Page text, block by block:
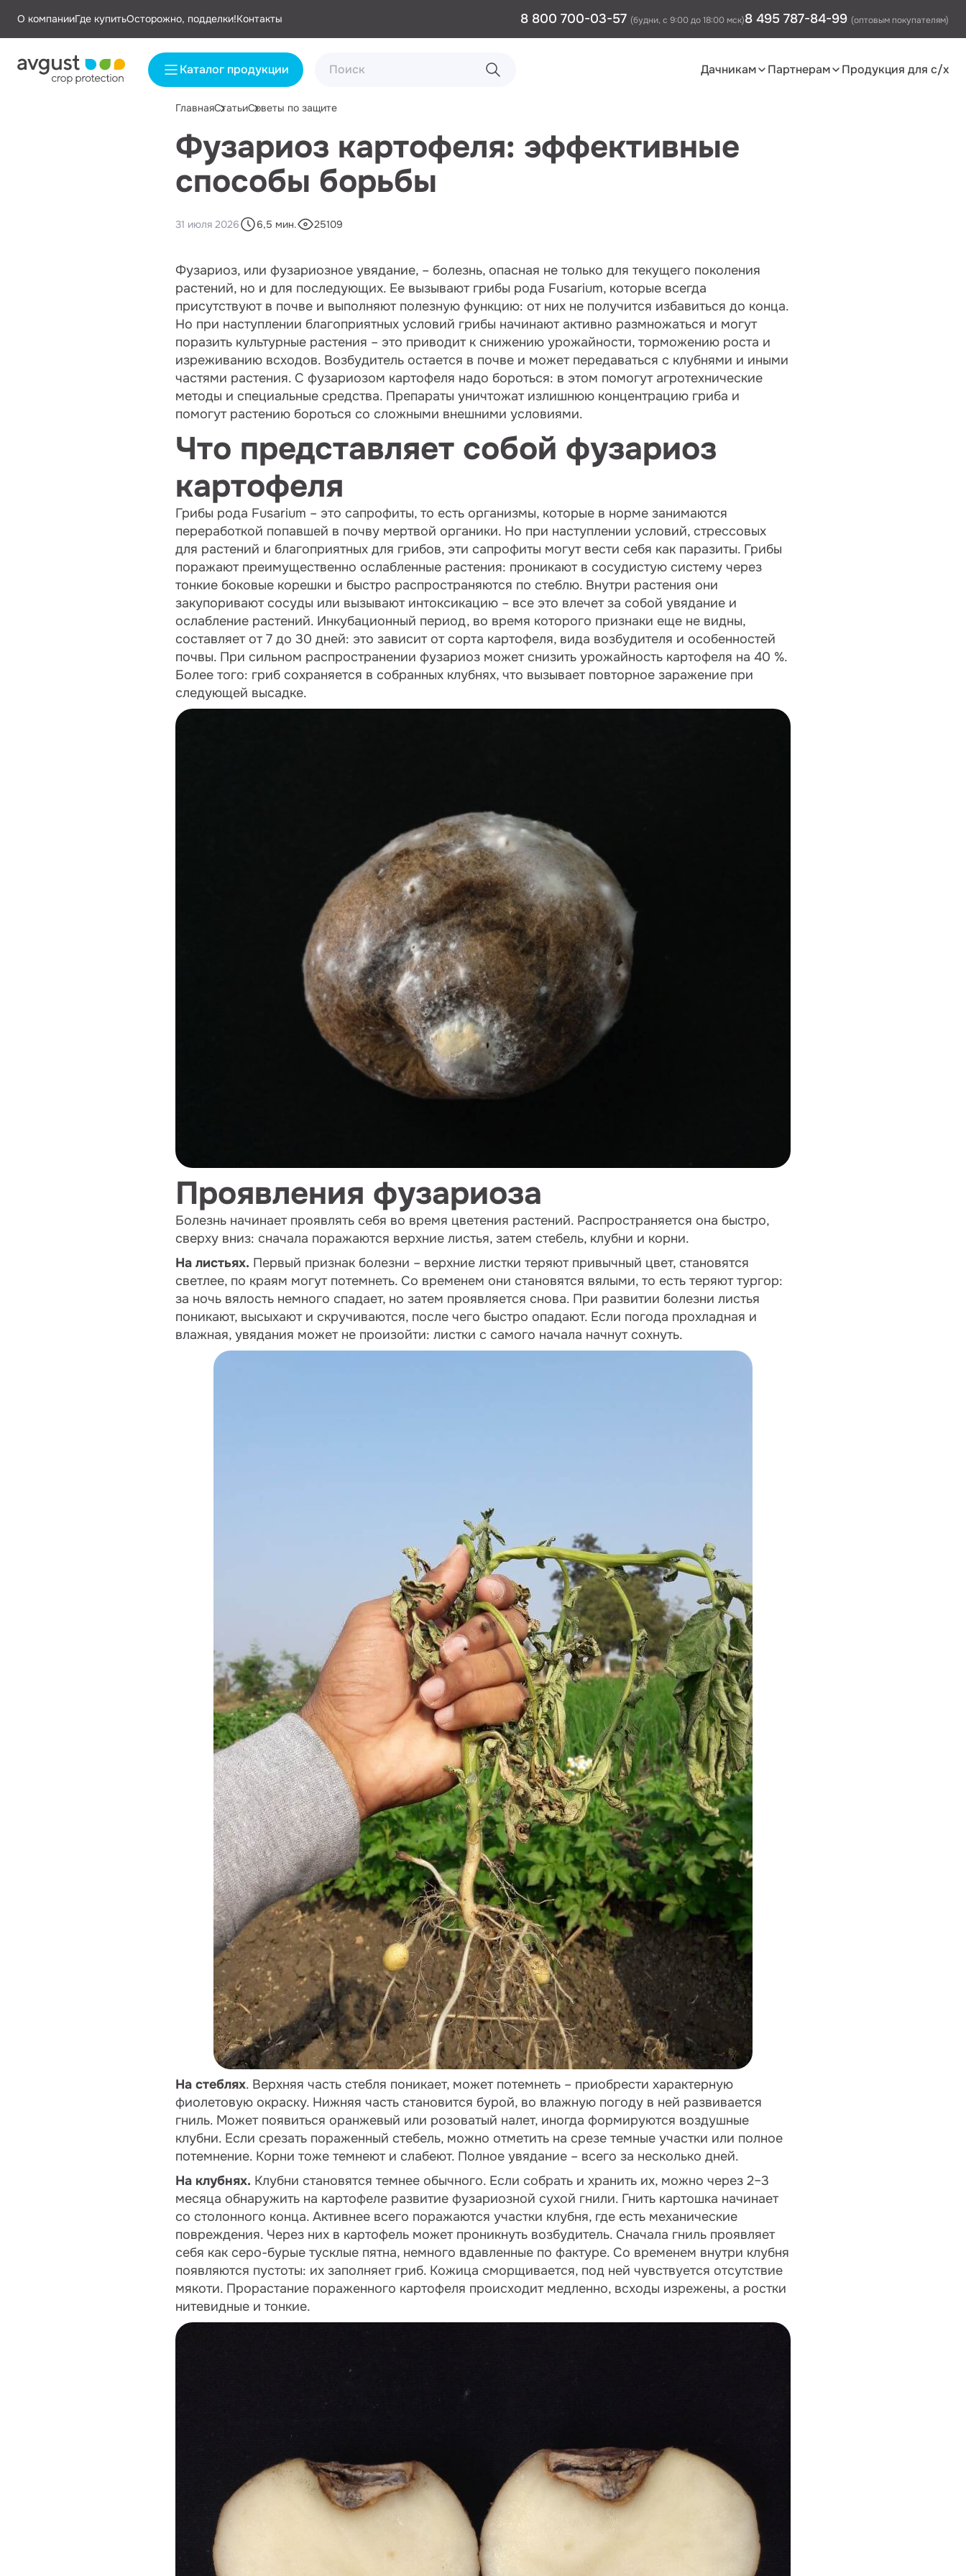
О компанииГде купитьОсторожно, подделки!Контакты 8 800 700-03-57 (будни, с 9:00 до 18:00 мск)8 495 787-84-99 (оптовым покупателям)
Каталог продукции Дачникам Партнерам Продукция для с/х
ГлавнаяСтатьиСоветы по защите
Фузариоз картофеля: эффективные
способы борьбы
31 июля 2026 6,5 мин. 25109
Фузариоз, или фузариозное увядание, – болезнь, опасная не только для текущего поколения
растений, но и для последующих. Ее вызывают грибы рода Fusarium, которые всегда
присутствуют в почве и выполняют полезную функцию: от них не получится избавиться до конца.
Но при наступлении благоприятных условий грибы начинают активно размножаться и могут
поразить культурные растения – это приводит к снижению урожайности, торможению роста и
изреживанию всходов. Возбудитель остается в почве и может передаваться с клубнями и иными
частями растения. С фузариозом картофеля надо бороться: в этом помогут агротехнические
методы и специальные средства. Препараты уничтожат излишнюю концентрацию гриба и
помогут растению бороться со сложными внешними условиями.
Что представляет собой фузариоз
картофеля
Грибы рода Fusarium – это сапрофиты, то есть организмы, которые в норме занимаются
переработкой попавшей в почву мертвой органики. Но при наступлении условий, стрессовых
для растений и благоприятных для грибов, эти сапрофиты могут вести себя как паразиты. Грибы
поражают преимущественно ослабленные растения: проникают в сосудистую систему через
тонкие боковые корешки и быстро распространяются по стеблю. Внутри растения они
закупоривают сосуды или вызывают интоксикацию – все это влечет за собой увядание и
ослабление растений. Инкубационный период, во время которого признаки еще не видны,
составляет от 7 до 30 дней: это зависит от сорта картофеля, вида возбудителя и особенностей
почвы. При сильном распространении фузариоз может снизить урожайность картофеля на 40 %.
Более того: гриб сохраняется в собранных клубнях, что вызывает повторное заражение при
следующей высадке.
Проявления фузариоза
Болезнь начинает проявлять себя во время цветения растений. Распространяется она быстро,
сверху вниз: сначала поражаются верхние листья, затем стебель, клубни и корни.
На листьях. Первый признак болезни – верхние листки теряют привычный цвет, становятся
светлее, по краям могут потемнеть. Со временем они становятся вялыми, то есть теряют тургор:
за ночь вялость немного спадает, но затем проявляется снова. При развитии болезни листья
поникают, высыхают и скручиваются, после чего быстро опадают. Если погода прохладная и
влажная, увядания может не произойти: листки с самого начала начнут сохнуть.
На стеблях. Верхняя часть стебля поникает, может потемнеть – приобрести характерную
фиолетовую окраску. Нижняя часть становится бурой, во влажную погоду в ней развивается
гниль. Может появиться оранжевый или розоватый налет, иногда формируются воздушные
клубни. Если срезать пораженный стебель, можно отметить на срезе темные участки или полное
потемнение. Корни тоже темнеют и слабеют. Полное увядание – всего за несколько дней.
На клубнях. Клубни становятся темнее обычного. Если собрать и хранить их, можно через 2–3
месяца обнаружить на картофеле развитие фузариозной сухой гнили. Гнить картошка начинает
со столонного конца. Активнее всего поражаются участки клубня, где есть механические
повреждения. Через них в картофель может проникнуть возбудитель. Сначала гниль проявляет
себя как серо-бурые тусклые пятна, немного вдавленные по фактуре. Со временем внутри клубня
появляются пустоты: их заполняет гриб. Кожица сморщивается, под ней чувствуется отсутствие
мякоти. Прорастание пораженного картофеля происходит медленно, всходы изрежены, а ростки
нитевидные и тонкие.